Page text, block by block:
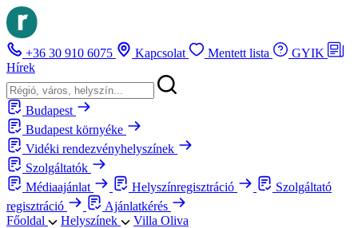
+36 30 910 6075 Kapcsolat Mentett lista
GYIK
Hírek
Budapest
Budapest környéke
Vidéki rendezvényhelyszínek
Szolgáltatók
Médiaajánlat
Helyszínregisztráció
Szolgáltató
regisztráció
Ajánlatkérés
Főoldal
Helyszínek Villa Oliva